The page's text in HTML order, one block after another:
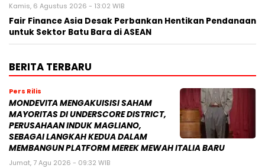
Kamis, 6 Agustus 2026 - 13:02 WIB
Fair Finance Asia Desak Perbankan Hentikan Pendanaan
untuk Sektor Batu Bara di ASEAN
BERITA TERBARU
Pers Rilis
MONDEVITA MENGAKUISISI SAHAM
MAYORITAS DI UNDERSCORE DISTRICT,
PERUSAHAAN INDUK MAGLIANO,
SEBAGAI LANGKAH KEDUA DALAM
MEMBANGUN PLATFORM MEREK MEWAH ITALIA BARU
Jumat, 7 Agu 2026 - 09:32 WIB